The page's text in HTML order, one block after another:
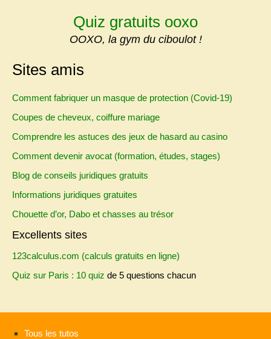
Quiz gratuits ooxo
OOXO, la gym du ciboulot !
Sites amis
Comment fabriquer un masque de protection (Covid-19)
Coupes de cheveux, coiffure mariage
Comprendre les astuces des jeux de hasard au casino
Comment devenir avocat (formation, études, stages)
Blog de conseils juridiques gratuits
Informations juridiques gratuites
Chouette d’or, Dabo et chasses au trésor
Excellents sites
123calculus.com (calculs gratuits en ligne)
Quiz sur Paris : 10 quiz de 5 questions chacun
Tous les tutos